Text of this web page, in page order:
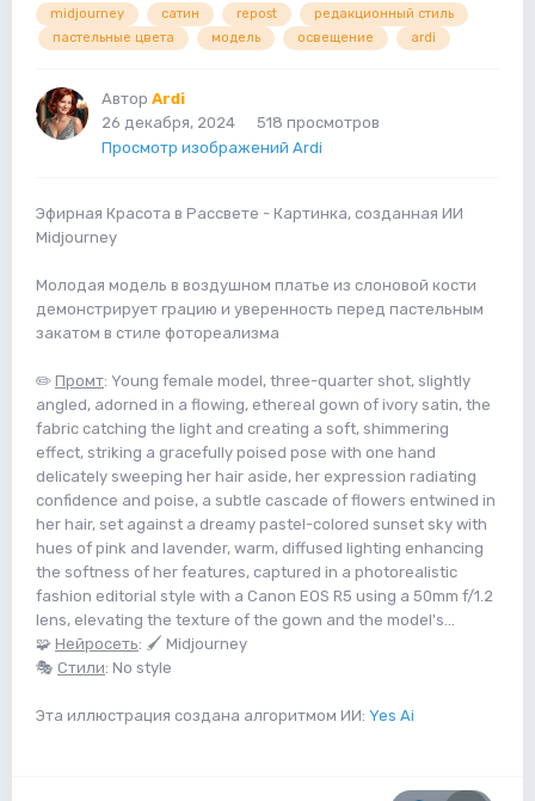
midjourney сатин repost
редакционный стиль
пастельные цвета
модель освещение ardi
Автор Ardi
26 декабря, 2024
518 просмотров
Просмотр изображений Ardi
Эфирная Красота в Рассвете - Картинка, созданная ИИ
Midjourney
Молодая модель в воздушном платье из слоновой кости
демонстрирует грацию и уверенность перед пастельным
закатом в стиле фотореализма
✏️ Промт: Young female model, three-quarter shot, slightly
angled, adorned in a flowing, ethereal gown of ivory satin, the
fabric catching the light and creating a soft, shimmering
effect, striking a gracefully poised pose with one hand
delicately sweeping her hair aside, her expression radiating
confidence and poise, a subtle cascade of flowers entwined in
her hair, set against a dreamy pastel-colored sunset sky with
hues of pink and lavender, warm, diffused lighting enhancing
the softness of her features, captured in a photorealistic
fashion editorial style with a Canon EOS R5 using a 50mm f/1.2
lens, elevating the texture of the gown and the model's...
🧩 Нейросеть: 🖌 Midjourney
🎭 Стили: No style
Эта иллюстрация создана алгоритмом ИИ: Yes Ai